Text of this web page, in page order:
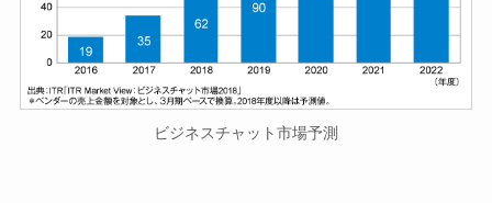
ビジネスチャット市場予測